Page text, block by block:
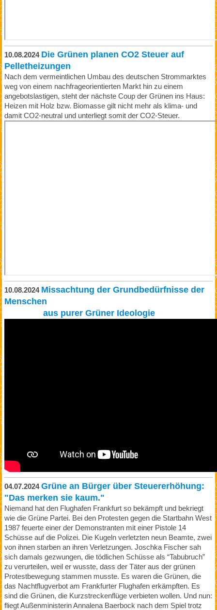
10.08.2024 Die Grünen planen CO2 Steuer auf
Pelletheizungen
Nach dem vermeintlichen Umbau des deutschen Strommarktes
weg von einem nachfrageorientierten Markt hin zu einem
angebotslastigen, steht der nächste Coup der Grünen ins Haus:
Heizen mit Holz bzw. Biomasse gilt nicht mehr als klima- und
damit CO2-neutral und unterliegt somit der CO2-Steuer.
10.08.2024 Missachtung der Grundbedürfnisse der
Menschen
aus purer Grüner Ideologie
04.07.2024Grüne an Bürger über Steuererhöhung:
"Das merken sie kaum."
Niemand hat den Flughafen Frankfurt so bekämpft und bekriegt
wie die Grüne Partei. Bei den Protesten gegen die Startbahn West
1987 feuerte einer der Demonstranten mit einer Pistole 14
Schüsse auf die Polizei. Die Kugeln verletzten neun Beamte, zwei
von ihnen starben an ihren Verletzungen. Joschka Fischer sah
sich damals gezwungen, die tödlichen Schüsse als “Tabubruch”
zu verurteilen, weil er wusste, dass der Täter aus der grünen
Protestbewegung stammen musste. Es waren die Grünen, die
das Nachtflugverbot am Frankfurter Flughafen erkämpften. Es
sind die Grünen, die Kurzstreckenflüge verbieten wollen. Und nun:
fliegt Außenministerin Annalena Baerbock nach dem Spiel trotz